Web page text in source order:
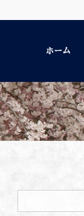
ホーム